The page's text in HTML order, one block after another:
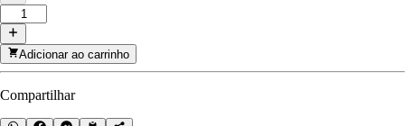
Adicionar ao carrinho
Compartilhar